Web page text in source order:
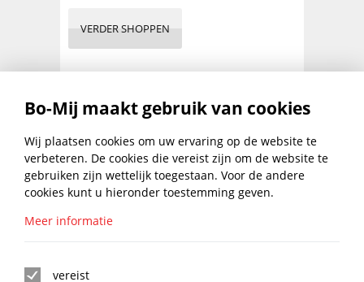
VERDER SHOPPEN
HIGH TACK WIT 290ML 4TECX
... lees meer
BO-MIJ NIEUWSBRIEF
Bo-Mij maakt gebruik van cookies
Wij plaatsen cookies om uw ervaring op de website te
verbeteren. De cookies die vereist zijn om de website te
gebruiken zijn wettelijk toegestaan. Voor de andere
cookies kunt u hieronder toestemming geven.
Meer informatie
vereist